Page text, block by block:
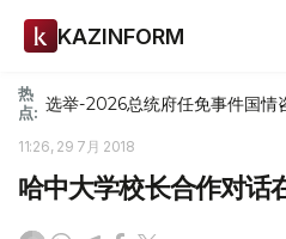
KAZINFORM
热
点: 选举-2026总统府任免事件国情
11:26, 29 7月 2018
哈中大学校长合作对话